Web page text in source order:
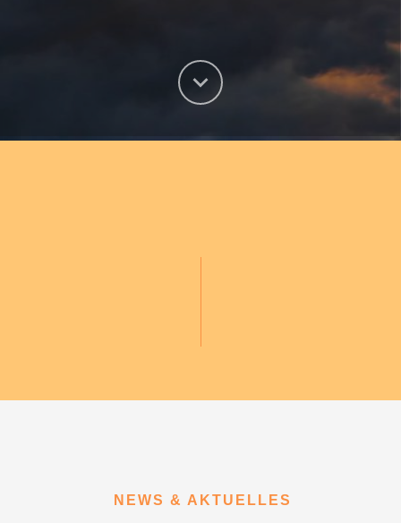
NEWS & AKTUELLES